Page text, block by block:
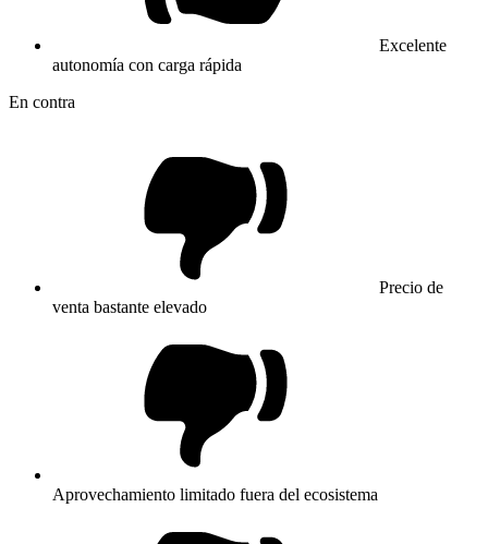
Excelente
autonomía con carga rápida
En contra
Precio de
venta bastante elevado
Aprovechamiento limitado fuera del ecosistema